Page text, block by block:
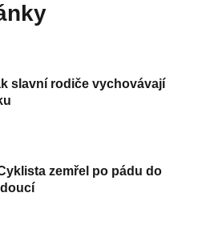
slavní rodiče vychovávají
zemřel po pádu do